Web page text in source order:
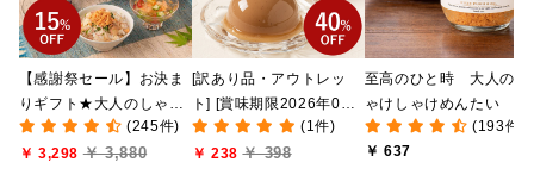
【感謝祭セール】お決ま
りギフト★大人のしゃけ
しゃけめんたい入り【送
料込/沖縄県送料別途】
(245件)
￥ 3,298 ￥ 3,880
[訳あり品・アウトレッ
ト] [賞味期限2026年09
月09日]絹ごしなめら
か 栗きんとんゼリー
(1件)
￥ 238 ￥ 398
至高のひと時 大人のし
ゃけしゃけめんたい
80g【鮭ほぐし・フレー
ク】
(193件)
￥ 637